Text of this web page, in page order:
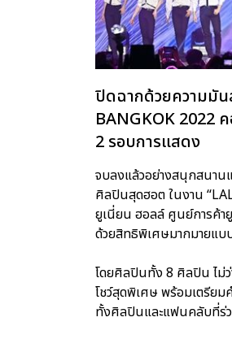
ปิดฉากด้วยความมั
BANGKOK 2022
2 รอบการแสดง
จบลงแล้วอย่างสนุกสนาน
ศิลปินสุดฮอต ในงาน
ยูเนี่ยน ฮอลล์ ศูนย์การค้า
ด้วยสิทธิพิเศษมากมายแ
โดยศิลปินทั้ง 8 ศิลปิน ไม่ว่
โชว์สุดพิเศษ พร้อมเตรียม
ทั้งศิลปินและแฟนคลับที่ร่